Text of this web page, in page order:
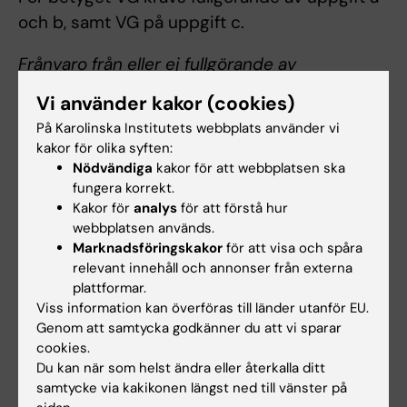
och b, samt VG på uppgift c.
Frånvaro från eller ej fullgörande av
obligatoriska utbildningsinslag
Examinator bedömer om och i så fall hur
frånvaro från eller ej fullgörande av
obligatoriska utbildningsinslag kan tas igen.
Innan kursdeltagaren deltagit i eller fullgjort de
obligatoriska utbildningsinslagen, eller tagit
igen frånvaro/ brister i enlighet med
examinators anvisningar kan inte
studieresultaten slutrapporteras. Frånvaro
från eller ej fullgörande av ett obligatoriskt
utbildningsinslag kan innebära att
kursdeltagaren inte kan ta igen tillfället förrän
nästa gång kursen ges.
Vi använder kakor (cookies)
På Karolinska Institutets webbplats använder vi
kakor för olika syften:
Nödvändiga kakor för att webbplatsen ska
fungera korrekt.
Kakor för analys för att förstå hur
webbplatsen används.
Marknadsföringskakor för att visa och spåra
relevant innehåll och annonser från externa
plattformar.
Viss information kan överföras till länder utanför EU.
Genom att samtycka godkänner du att vi sparar
cookies.
Du kan när som helst ändra eller återkalla ditt
samtycke via kakikonen längst ned till vänster på